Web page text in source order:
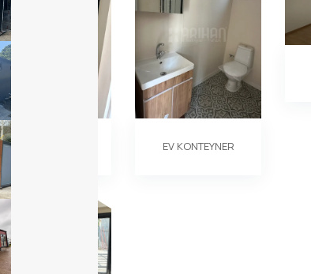
EV KONTEYNER